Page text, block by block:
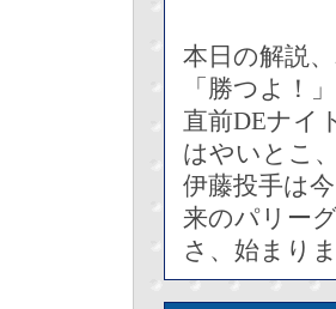
本日の解説
「勝つよ！」
直前DEナイ
はやいとこ
伊藤投手は
来のパリー
さ、始まり